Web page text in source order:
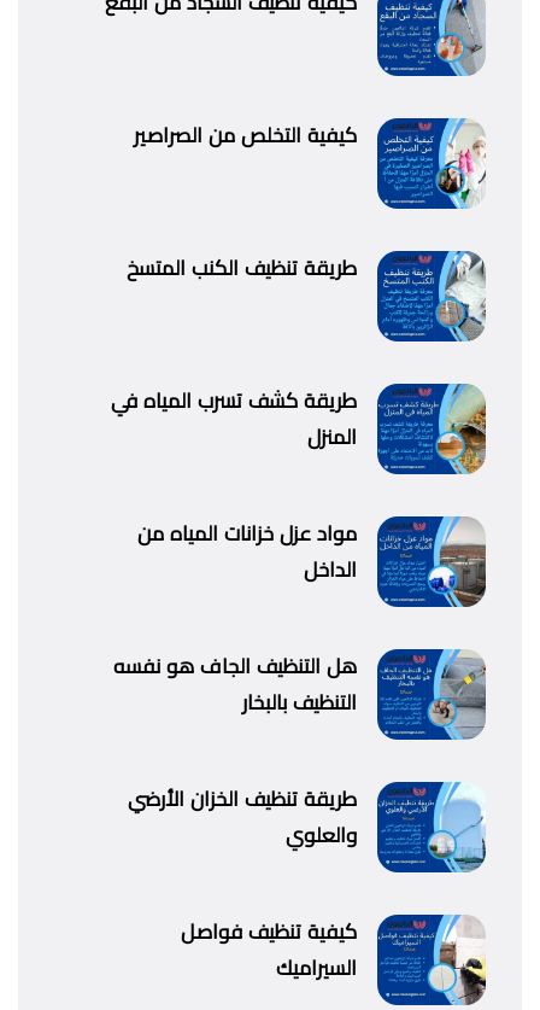
كيفية التخلص من الصراصير
طريقة تنظيف الكنب المتسخ
طريقة كشف تسرب المياه في
المنزل
مواد عزل خزانات المياه من
الداخل
هل التنظيف الجاف هو نفسه
التنظيف بالبخار
طريقة تنظيف الخزان الأرضي
والعلوي
كيفية تنظيف فواصل
السيراميك